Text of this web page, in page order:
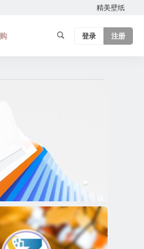
精美壁纸
登录 注册